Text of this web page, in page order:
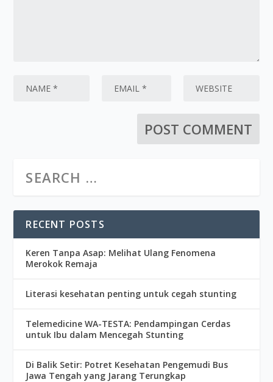
RECENT POSTS
Keren Tanpa Asap: Melihat Ulang Fenomena
Merokok Remaja
Literasi kesehatan penting untuk cegah stunting
Telemedicine WA-TESTA: Pendampingan Cerdas
untuk Ibu dalam Mencegah Stunting
Di Balik Setir: Potret Kesehatan Pengemudi Bus
Jawa Tengah yang Jarang Terungkap